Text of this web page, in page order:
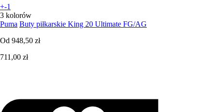
+-1
3 kolorów
Puma Buty piłkarskie King 20 Ultimate FG/AG
Od 948,50 zł
711,00 zł